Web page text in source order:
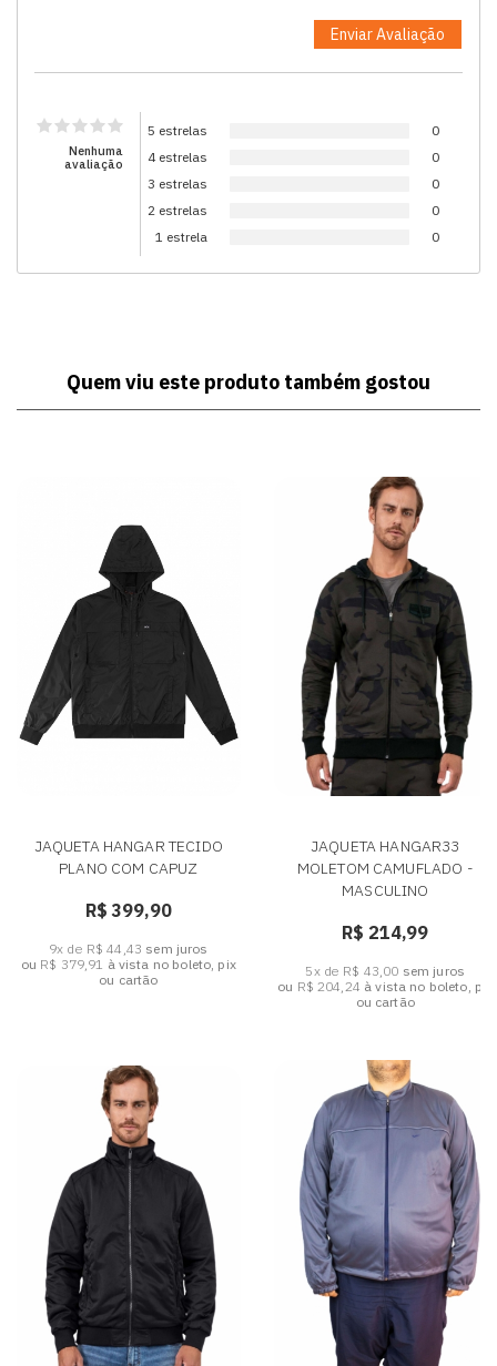
Nenhuma
avaliação
5 estrelas
0
4 estrelas
0
3 estrelas
0
2 estrelas
0
1 estrela
0
Quem viu este produto também gostou
JAQUETA HANGAR TECIDO
PLANO COM CAPUZ
R$ 399,90
9x de R$ 44,43 sem juros
ou R$ 379,91 à vista no boleto, pix
ou cartão
JAQUETA HANGAR33
MOLETOM CAMUFLADO -
MASCULINO
R$ 214,99
5x de R$ 43,00 sem juros
ou R$ 204,24 à vista no boleto, pix
ou cartão